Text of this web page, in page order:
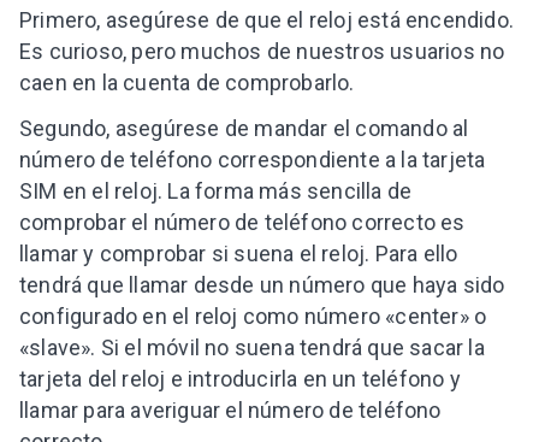
Primero, asegúrese de que el reloj está encendido.
Es curioso, pero muchos de nuestros usuarios no
caen en la cuenta de comprobarlo.
Segundo, asegúrese de mandar el comando al
número de teléfono correspondiente a la tarjeta
SIM en el reloj. La forma más sencilla de
comprobar el número de teléfono correcto es
llamar y comprobar si suena el reloj. Para ello
tendrá que llamar desde un número que haya sido
configurado en el reloj como número «center» o
«slave». Si el móvil no suena tendrá que sacar la
tarjeta del reloj e introducirla en un teléfono y
llamar para averiguar el número de teléfono